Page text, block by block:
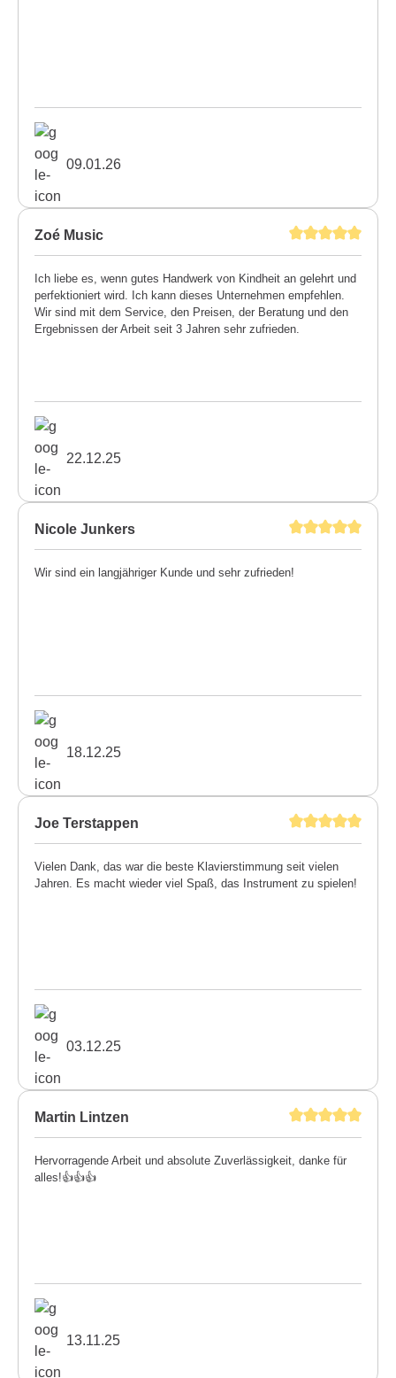
09.01.26
Zoé Music
Ich liebe es, wenn gutes Handwerk von Kindheit an gelehrt und
perfektioniert wird. Ich kann dieses Unternehmen empfehlen.
Wir sind mit dem Service, den Preisen, der Beratung und den
Ergebnissen der Arbeit seit 3 Jahren sehr zufrieden.
22.12.25
Nicole Junkers
Wir sind ein langjähriger Kunde und sehr zufrieden!
18.12.25
Joe Terstappen
Vielen Dank, das war die beste Klavierstimmung seit vielen
Jahren. Es macht wieder viel Spaß, das Instrument zu spielen!
03.12.25
Martin Lintzen
Hervorragende Arbeit und absolute Zuverlässigkeit, danke für
alles!👍👍👍
13.11.25